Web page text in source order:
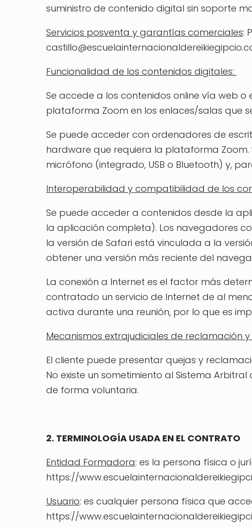
suministro de contenido digital sin soporte
Servicios posventa y garantías comerciales:
Funcionalidad de los contenidos digitales:
Se accede a los contenidos online vía web
plataforma Zoom en los enlaces/salas que
Se puede acceder con ordenadores de
hardware que requiera la plataforma
micrófono (integrado, USB o Bluetooth) y,
Interoperabilidad y compatibilidad de los
Se puede acceder a contenidos desde la
la aplicación completa). Los navegadores
la versión de Safari está vinculada a la
obtener una versión más reciente del
La conexión a Internet es el factor más
contratado un servicio de Internet de al
activa durante una reunión, por lo que es
Mecanismos extrajudiciales de reclamación
El cliente puede presentar quejas y
No existe un sometimiento al Sistema
de forma voluntaria.
2. TERMINOLOGÍA USADA EN EL CONTRATO
Entidad Formadora: es la persona física o
https://
Usuario: es cualquier persona física que
https://